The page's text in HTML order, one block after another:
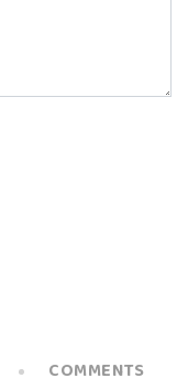
COMMENTS